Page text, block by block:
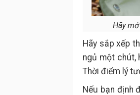
Hãy
Hãy sắp xếp
ngủ một chút,
Thời điểm lý
Nếu bạn định